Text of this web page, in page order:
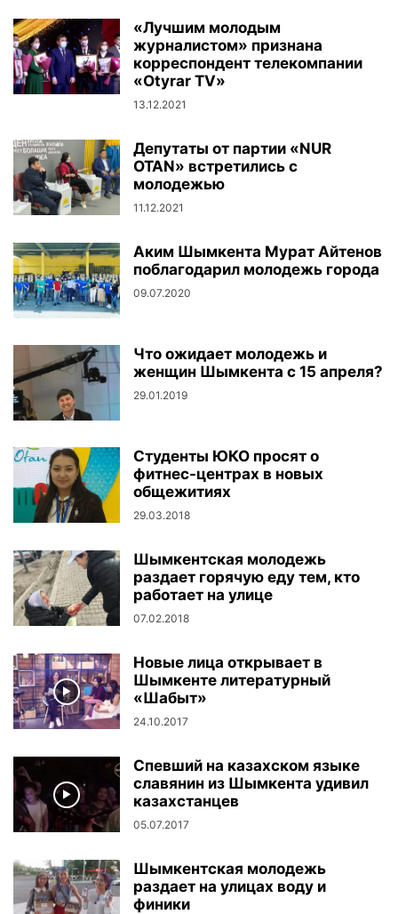
«Лучшим молодым
журналистом» признана
корреспондент телекомпании
«Otyrar TV»
13.12.2021
Депутаты от партии «NUR
OTAN» встретились с
молодежью
11.12.2021
Аким Шымкента Мурат Айтенов
поблагодарил молодежь города
09.07.2020
Что ожидает молодежь и
женщин Шымкента с 15 апреля?
29.01.2019
Студенты ЮКО просят о
фитнес-центрах в новых
общежитиях
29.03.2018
Шымкентская молодежь
раздает горячую еду тем, кто
работает на улице
07.02.2018
Новые лица открывает в
Шымкенте литературный
«Шабыт»
24.10.2017
Спевший на казахском языке
славянин из Шымкента удивил
казахстанцев
05.07.2017
Шымкентская молодежь
раздает на улицах воду и
финики